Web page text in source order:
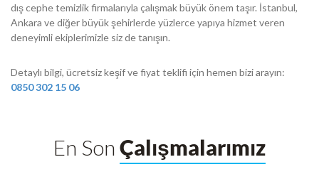
dış cephe temizlik firmalarıyla çalışmak büyük önem taşır. İstanbul,
Ankara ve diğer büyük şehirlerde yüzlerce yapıya hizmet veren
deneyimli ekiplerimizle siz de tanışın.
Detaylı bilgi, ücretsiz keşif ve fiyat teklifi için hemen bizi arayın:
0850 302 15 06
En Son Çalışmalarımız